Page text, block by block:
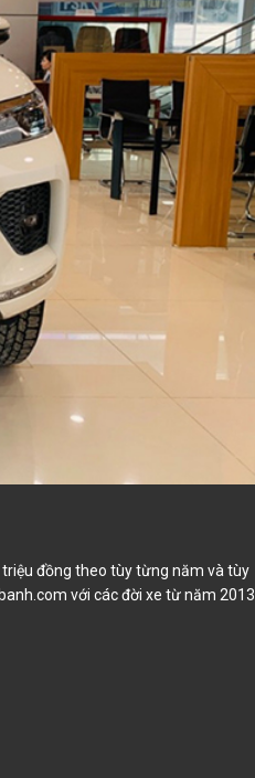
đồng theo tùy từng năm và tùy
với các đời xe từ năm 2013